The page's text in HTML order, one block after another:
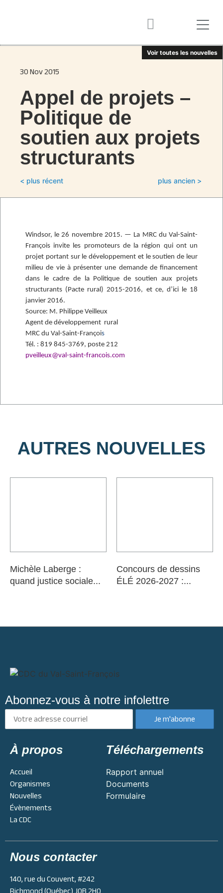
Voir toutes les nouvelles
30 Nov 2015
Appel de projets –
Politique de
soutien aux projets
structurants
< plus récent plus ancien >
Windsor, le 26 novembre 2015. — La MRC du Val-Saint-
François invite les promoteurs de la région qui ont un
projet portant sur le développement et le soutien de leur
milieu de vie à présenter une demande de financement
dans le cadre de la Politique de soutien aux projets
structurants (Pacte rural) 2015-2016, et ce, d’ici le 18
janvier 2016.
Source: M. Philippe Veilleux
Agent de développement rural
MRC du Val-Saint-François
Tél. : 819 845-3769, poste 212
pveilleux@val-saint-francois.com
AUTRES NOUVELLES
Michèle Laberge :
quand justice sociale...
Concours de dessins
ÉLÉ 2026-2027 :...
Abonnez-vous à notre infolettre
À propos
Accueil
Organismes
Nouvelles
Évènements
La CDC
Téléchargements
Rapport annuel
Documents
Formulaire
Nous contacter
140, rue du Couvent, #242